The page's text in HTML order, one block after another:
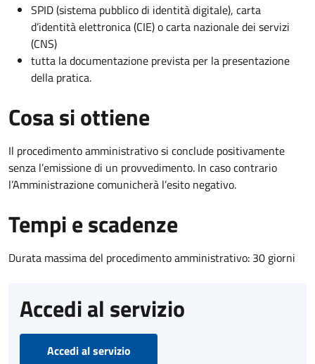
SPID (sistema pubblico di identità digitale), carta
d’identità elettronica (CIE) o carta nazionale dei servizi
(CNS)
tutta la documentazione prevista per la presentazione
della pratica.
Cosa si ottiene
Il procedimento amministrativo si conclude positivamente
senza l’emissione di un provvedimento. In caso contrario
l’Amministrazione comunicherà l’esito negativo.
Tempi e scadenze
Durata massima del procedimento amministrativo: 30 giorni
Accedi al servizio
Accedi al servizio